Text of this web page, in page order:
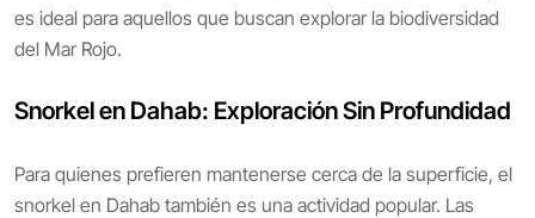
es ideal para aquellos que buscan explorar la biodiversidad
del Mar Rojo.
Snorkel en Dahab: Exploración Sin Profundidad
Para quienes prefieren mantenerse cerca de la superficie, el
snorkel en Dahab también es una actividad popular. Las